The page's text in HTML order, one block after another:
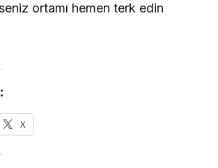
ortamı hemen terk edin
X